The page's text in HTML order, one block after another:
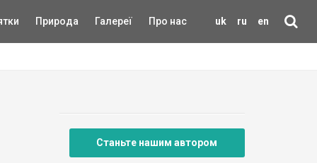
uk ru en
Природа Галереї Про нас
Станьте нашим автором